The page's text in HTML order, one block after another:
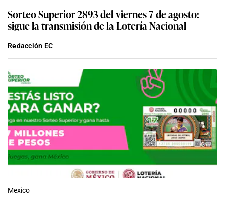
Sorteo Superior 2893 del viernes 7 de agosto:
sigue la transmisión de la Lotería Nacional
Redacción EC
Mexico